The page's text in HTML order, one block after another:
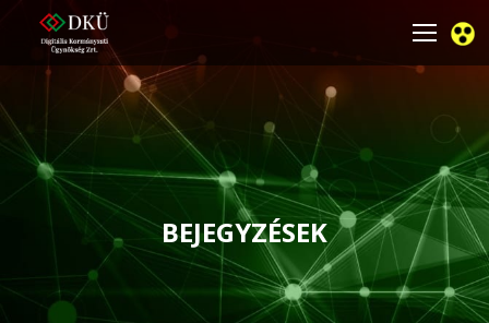
BEJEGYZÉSEK
You are here: